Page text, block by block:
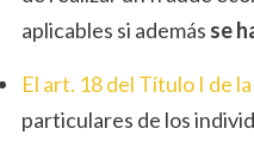
aplicables si además se
El art. 18 del Título I de
particulares de los